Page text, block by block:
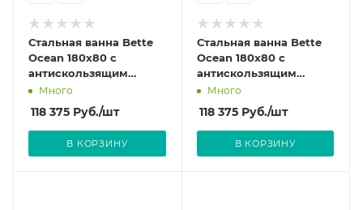
Стальная ванна Bette
Ocean 180x80 с
антискользящим
самоочищающимся
покрытием, перелив
сзади
Много
118 375 Руб./шт
В КОРЗИНУ
Стальная ванна Bette
Ocean 180x80 с
антискользящим
самоочищающимся
покрытием, перелив
спереди
Много
118 375Руб./шт
В КОРЗИНУ